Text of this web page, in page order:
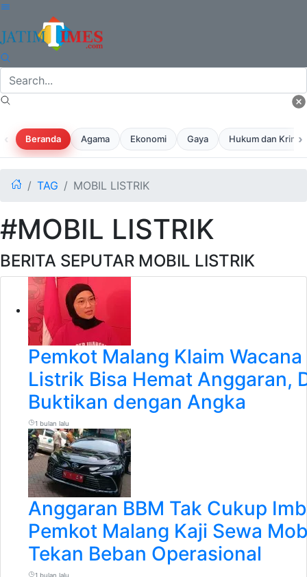
‹ Beranda Agama Ekonomi Gaya Hukum dan ›
TAG MOBIL LISTRIK
#MOBIL LISTRIK
BERITA SEPUTAR MOBIL LISTRIK
Pemkot Malang Klaim
Listrik Bisa Hemat Anggaran,
Buktikan dengan Angka
1 bulan lalu
Anggaran BBM Tak Cukup
Pemkot Malang Kaji Sewa
Tekan Beban Operasional
1 bulan lalu